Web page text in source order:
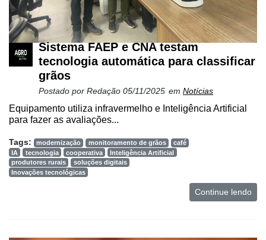
e
Análise
E-
Commerce
Informatização
Vertical
Software
Empresarial
Tecnologia
Sistema FAEP e CNA testam
tecnologia automática para classificar
grãos
Postado por Redação 05/11/2025 em Notícias
Equipamento utiliza infravermelho e Inteligência Artificial
para fazer as avaliações...
Tags: modernização monitoramento de grãos
café
IA
tecnologia cooperativa
Inteligência Artificial
produtores rurais
soluções digitais
Inovações tecnológicas
Continue lendo